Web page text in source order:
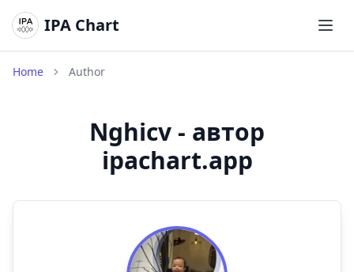
IPA Chart
Home Author
Nghicv - автор
ipachart.app